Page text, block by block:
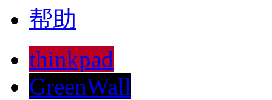
帮助
thinkpad
GreenWall